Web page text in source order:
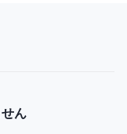
ん